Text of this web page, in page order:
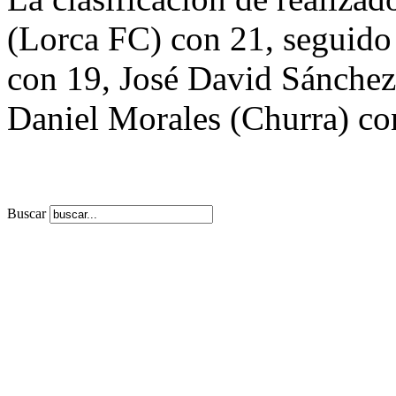
(Lorca FC) con 21,
con 19, José David
Daniel Morales (Churra)
Buscar